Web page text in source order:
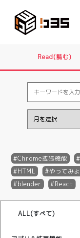
Read(読む)
Chrome拡張機能
HTML
やってみ
blender
React
ALL(すべて)